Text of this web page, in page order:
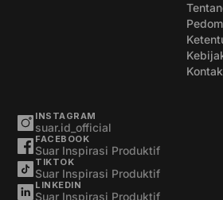
INSTAGRAM
suar.id_official
FACEBOOK
Suar Inspirasi Produktif
TIKTOK
Suar Inspirasi Produktif
LINKEDIN
Suar Inspirasi Produktif